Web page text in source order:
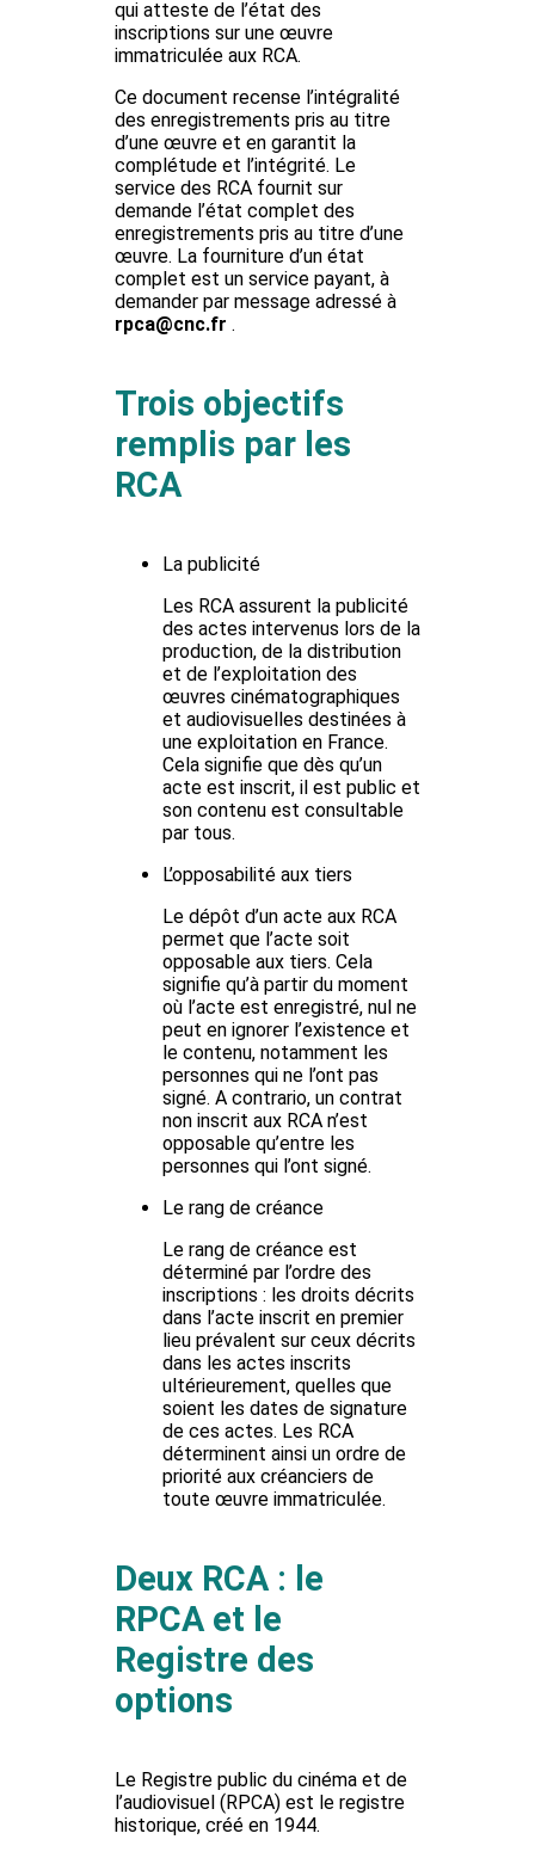
qui atteste de l’état des
inscriptions sur une œuvre
immatriculée aux RCA.
Ce document recense l’intégralité
des enregistrements pris au titre
d’une œuvre et en garantit la
complétude et l’intégrité. Le
service des RCA fournit sur
demande l’état complet des
enregistrements pris au titre d’une
œuvre. La fourniture d’un état
complet est un service payant, à
demander par message adressé à
rpca@cnc.fr .
Trois objectifs
remplis par les
RCA
La publicité
Les RCA assurent la publicité
des actes intervenus lors de la
production, de la distribution
et de l’exploitation des
œuvres cinématographiques
et audiovisuelles destinées à
une exploitation en France.
Cela signifie que dès qu’un
acte est inscrit, il est public et
son contenu est consultable
par tous.
L’opposabilité aux tiers
Le dépôt d’un acte aux RCA
permet que l’acte soit
opposable aux tiers. Cela
signifie qu’à partir du moment
où l’acte est enregistré, nul ne
peut en ignorer l’existence et
le contenu, notamment les
personnes qui ne l’ont pas
signé. A contrario, un contrat
non inscrit aux RCA n’est
opposable qu’entre les
personnes qui l’ont signé.
Le rang de créance
Le rang de créance est
déterminé par l’ordre des
inscriptions : les droits décrits
dans l’acte inscrit en premier
lieu prévalent sur ceux décrits
dans les actes inscrits
ultérieurement, quelles que
soient les dates de signature
de ces actes. Les RCA
déterminent ainsi un ordre de
priorité aux créanciers de
toute œuvre immatriculée.
Deux RCA : le
RPCA et le
Registre des
options
Le Registre public du cinéma et de
l’audiovisuel (RPCA) est le registre
historique, créé en 1944.